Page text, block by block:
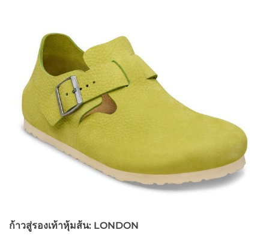
ก้าวสู่รองเท้าหุ้มส้น: LONDON